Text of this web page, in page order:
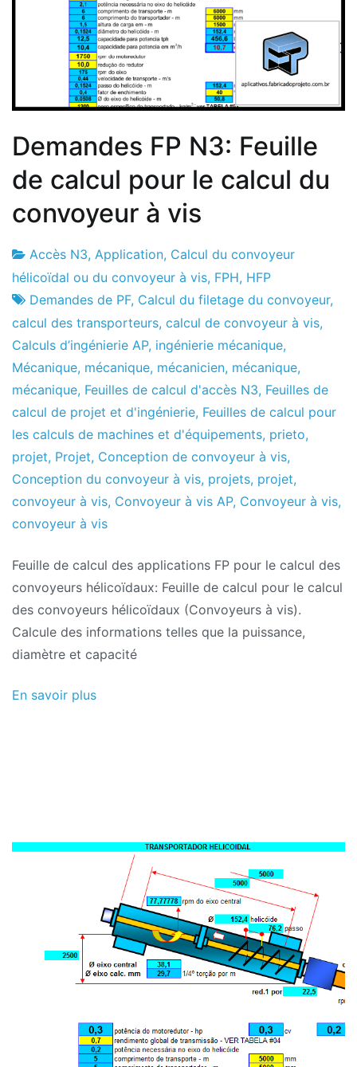
Demandes FP N3: Feuille
de calcul pour le calcul du
convoyeur à vis
Usine
de
projets
26
le
novembre
2019
Accès N3, Application, Calcul du convoyeur
hélicoïdal ou du convoyeur à vis, FPH, HFP
Demandes de PF, Calcul du filetage du convoyeur,
calcul des transporteurs, calcul de convoyeur à vis,
Calculs d’ingénierie AP, ingénierie mécanique,
Mécanique, mécanique, mécanicien, mécanique,
mécanique, Feuilles de calcul d'accès N3, Feuilles de
calcul de projet et d'ingénierie, Feuilles de calcul pour
les calculs de machines et d'équipements, prieto,
projet, Projet, Conception de convoyeur à vis,
Conception du convoyeur à vis, projets, projet,
convoyeur à vis, Convoyeur à vis AP, Convoyeur à vis,
convoyeur à vis
Feuille de calcul des applications FP pour le calcul des
convoyeurs hélicoïdaux: Feuille de calcul pour le calcul
des convoyeurs hélicoïdaux (Convoyeurs à vis).
Calcule des informations telles que la puissance,
diamètre et capacité
En savoir plus